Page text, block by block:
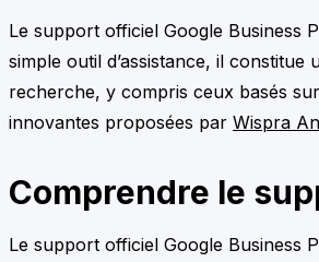
Le support officiel Google Business
simple outil d’assistance, il
recherche, y compris ceux basés
innovantes proposées par Wispra
Comprendre le
Le support officiel Google Business